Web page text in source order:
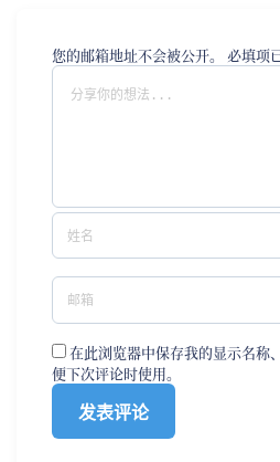
您的邮箱地址不会被公开。 必填项
在此浏览器中保存我的显示名称
便下次评论时使用。